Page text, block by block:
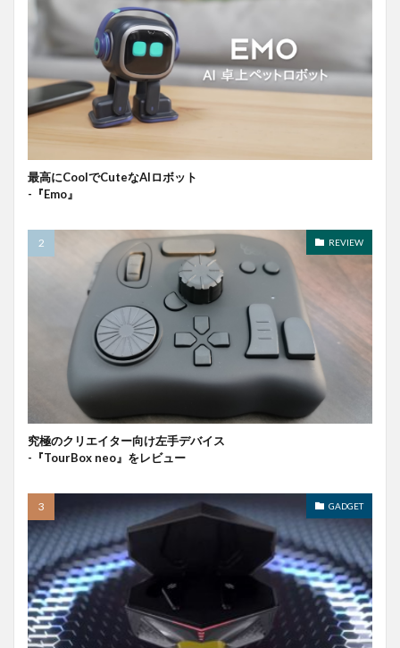
最高にCoolでCuteなAIロボット
-『Emo』
REVIEW
究極のクリエイター向け左手デバイス
-『TourBox neo』をレビュー
GADGET